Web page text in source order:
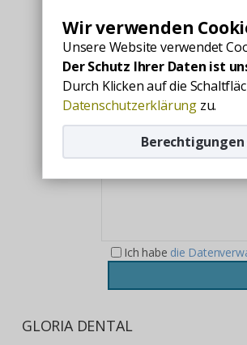
Wir verwenden
Unsere Website verwendet
Der Schutz Ihrer Daten ist
Durch Klicken auf die
Datenschutzerklärung zu.
Berechtigungen
Name
E-Mail
Telefon
Nachricht
Ich habe die
GLORIA DENTAL